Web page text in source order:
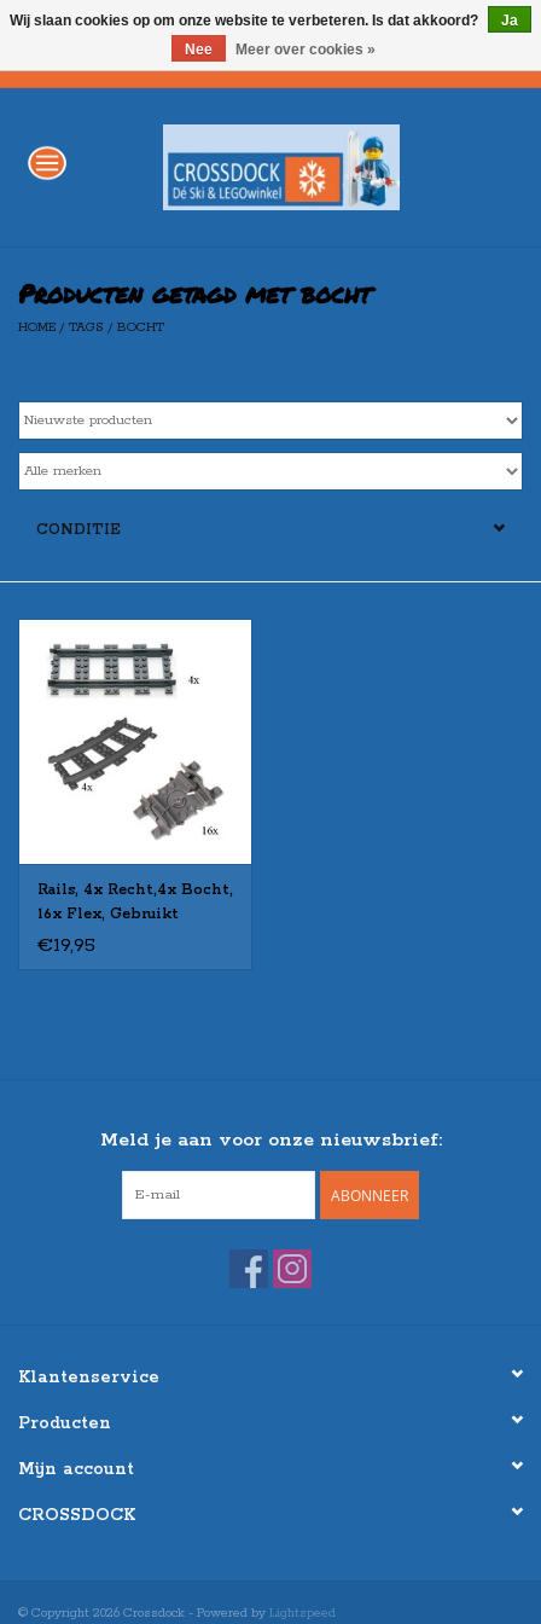
WINTERSPORT
LEGO
Merken
Producten getagd met bocht
HOME / TAGS / BOCHT
CONDITIE
Rails, 4x Recht,4x Bocht,
16x Flex, Gebruikt
€19,95
Meld je aan voor onze nieuwsbrief:
ABONNEER
Klantenservice
Producten
Mijn account
CROSSDOCK
© Copyright 2026 Crossdock - Powered by Lightspeed
Wij slaan cookies op om onze website te verbeteren. Is dat akkoord?
Ja
Nee
Meer over cookies »